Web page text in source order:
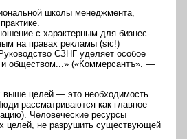
школы менеджмента,
с характерным для бизнес-
на правах рекламы (sic!)
СЗНГ уделяет особое
и обществом...» («Коммерсантъ». —
выше целей — это необходимость
рассматриваются как главное
Человеческие ресурсы
целей, не разрушить существующей